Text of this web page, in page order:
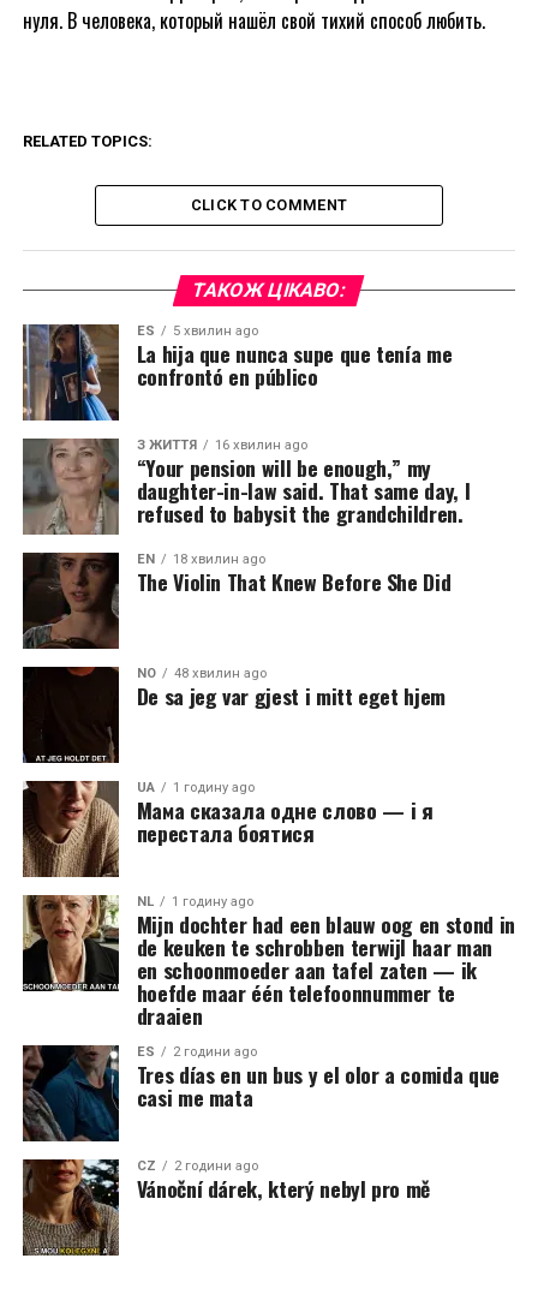
нуля. В человека, который нашёл свой тихий способ любить.
RELATED TOPICS:
CLICK TO COMMENT
ТАКОЖ ЦІКАВО:
ES 5 хвилин ago
La hija que nunca supe que tenía me
confrontó en público
З ЖИТТЯ 16 хвилин ago
“Your pension will be enough,” my
daughter-in-law said. That same day, I
refused to babysit the grandchildren.
EN 18 хвилин ago
The Violin That Knew Before She Did
NO 48 хвилин ago
De sa jeg var gjest i mitt eget hjem
UA 1 годину ago
Мама сказала одне слово — і я
перестала боятися
NL 1 годину ago
Mijn dochter had een blauw oog en stond in
de keuken te schrobben terwijl haar man
en schoonmoeder aan tafel zaten — ik
hoefde maar één telefoonnummer te
draaien
ES 2 години ago
Tres días en un bus y el olor a comida que
casi me mata
CZ 2 години ago
Vánoční dárek, který nebyl pro mě